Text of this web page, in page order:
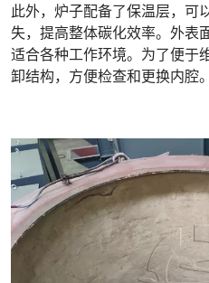
此外，炉子配备了保温层，可
失，提高整体碳化效率。外表
适合各种工作环境。为了便于
卸结构，方便检查和更换内腔。